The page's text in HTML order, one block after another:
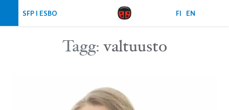
SFP I ESBO EN
FI
Tagg:valtuusto